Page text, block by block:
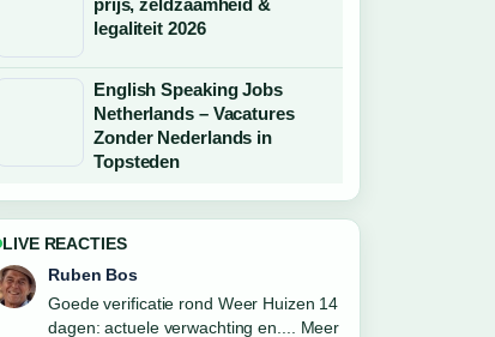
prijs, zeldzaamheid &
legaliteit 2026
English Speaking Jobs
Netherlands – Vacatures
Zonder Nederlands in
Topsteden
LIVE REACTIES
Sanne Bakker
Sterke duiding rond Hoe oud is Lamine
Yamal? Leeftijd en.... Dit is de